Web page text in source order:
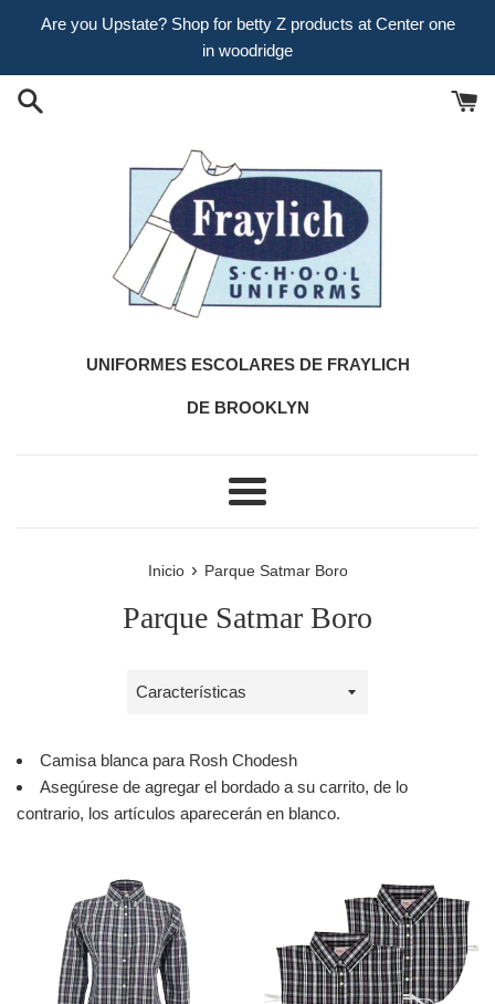
directamente
contenido
Are you Upstate? Shop for betty Z products at Center one
in woodridge
UNIFORMES ESCOLARES DE FRAYLICH
DE BROOKLYN
Más
Inicio › Parque Satmar Boro
Parque Satmar Boro
Ordenar
Camisa blanca para Rosh Chodesh
Asegúrese de agregar el bordado a su carrito, de lo
contrario, los artículos aparecerán en blanco.